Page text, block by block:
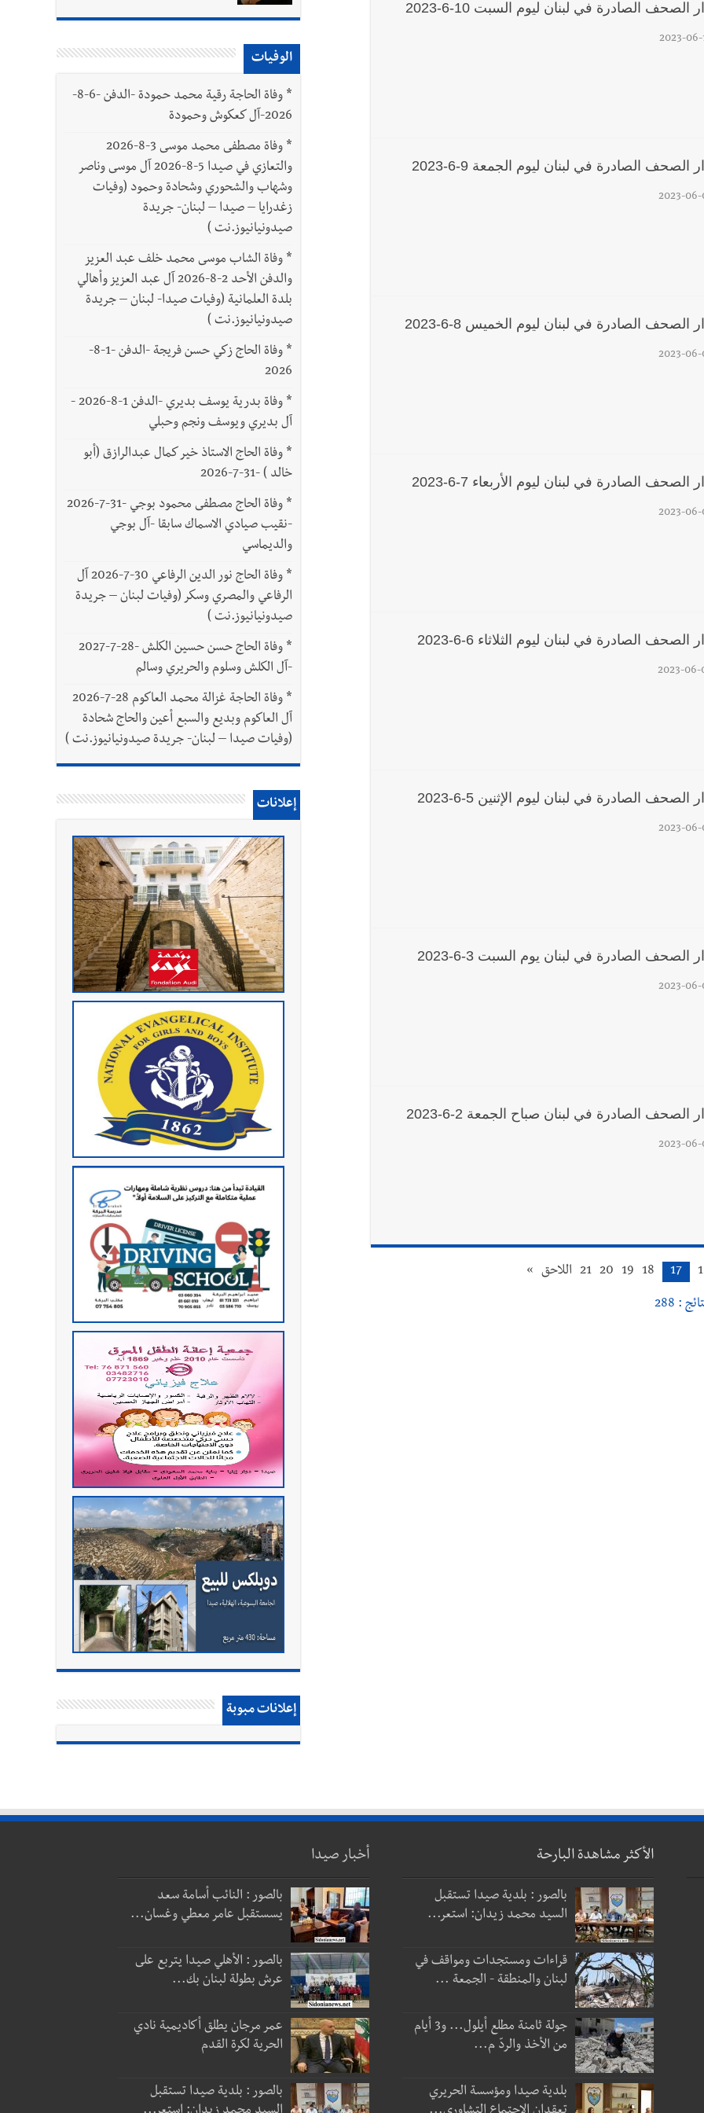
الصحف الصادرة في لبنان ليوم السبت 10-6-2023
2023-06-
الصحف الصادرة في لبنان ليوم الجمعة 9-6-2023
2023-06-
الصحف الصادرة في لبنان ليوم الخميس 8-6-2023
2023-06-
الصحف الصادرة في لبنان ليوم الأربعاء 7-6-2023
2023-06-
الصحف الصادرة في لبنان ليوم الثلاثاء 6-6-2023
2023-06-
الصحف الصادرة في لبنان ليوم الإثنين 5-6-2023
2023-06-
الصحف الصادرة في لبنان يوم السبت 3-6-2023
2023-06-
الصحف الصادرة في لبنان صباح الجمعة 2-6-2023
2023-06-
17
18
19
20
21 اللاحق »
: 288
الوفيات
*
وفاة الحاجة رقية محمد حمودة -الدفن -6-8-
2026-آل كعكوش وحمودة
*
وفاة مصطفى محمد موسى 3-8-2026
والتعازي في صيدا 5-8-2026 آل موسى وناصر
وشهاب والشحوري وشحادة وحمود (وفيات
زغدرايا – صيدا – لبنان- جريدة
صيدونيانيوز.نت )
* وفاة الشاب موسى محمد خلف عبد العزيز
والدفن الأحد 2-8-2026 آل عبد العزيز وأهالي
بلدة العلمانية (وفيات صيدا- لبنان – جريدة
صيدونيانيوز.نت )
*
وفاة الحاج زكي حسن فريجة -الدفن -1-8-
2026
*
وفاة بدرية يوسف بديري -الدفن 1-8-2026 -
آل بديري ويوسف ونجم وحبلي
* وفاة الحاج الاستاذ خير كمال عبدالرازق (أبو
خالد ) -31-7-2026
*
وفاة الحاج مصطفى محمود بوجي -31-7-2026
-نقيب صيادي الاسماك سابقا -آل بوجي
والديماسي
*
وفاة الحاج نور الدين الرفاعي 30-7-2026 آل
الرفاعي والمصري وسكر (وفيات لبنان – جريدة
صيدونيانيوز.نت )
*
وفاة الحاج حسن حسين الكلش -28-7-2027
-آل الكلش وسلوم والحريري وسالم
*
وفاة الحاجة غزالة محمد العاكوم 28-7-2026
آل العاكوم وبديع والسبع أعين والحاج شحادة
(وفيات صيدا – لبنان- جريدة صيدونيانيوز.نت )
إعلانات
إعلانات مبوبة
الأكثر مشاهدة البارحة
بالصور : بلدية صيدا تستقبل
السيد محمد زيدان: استعر...
قراءات ومستجدات ومواقف في
لبنان والمنطقة - الجمعة ...
جولة ثامنة مطلع أيلول... و3 أيام
من الأخذ والردّ م...
بلدية صيدا ومؤسسة الحريري
أخبار صيدا
بالصور : النائب أسامة سعد
يسستقبل عامر معطي وغسان...
بالصور : الأهلي صيدا يتربع على
عرش بطولة لبنان بك...
عمر مرجان يطلق أكاديمية نادي
الحرية لكرة القدم
بالصور : بلدية صيدا تستقبل